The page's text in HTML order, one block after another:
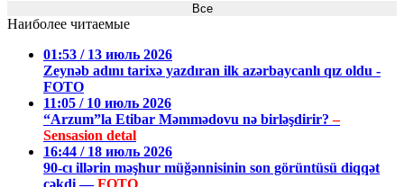
Все
Наиболее читаемые
01:53 / 13 июль 2026
Zeynəb adını tarixə yazdıran ilk azərbaycanlı qız oldu -
FOTO
11:05 / 10 июль 2026
“Arzum”la Etibar Məmmədovu nə birləşdirir?–
Sensasion detal
16:44 / 18 июль 2026
90-cı illərin məşhur müğənnisinin son görüntüsü diqqət
çəkdi —FOTO